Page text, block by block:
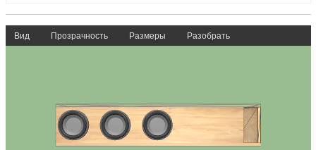
Вид Прозрачность Размеры Разобрать